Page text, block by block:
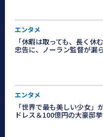
エンタメ
「休暇は取っても、長く休
忠告に、ノーラン監督が漏
エンタメ
「世界で最も美しい少女
ドレス＆100億円の大豪邸